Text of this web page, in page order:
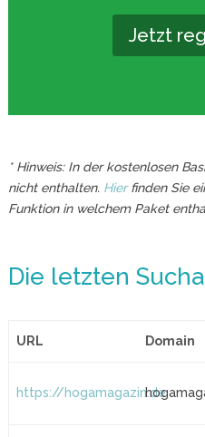
Jetzt
* Hinweis: In der kostenlosen
nicht enthalten. Hierfinden Sie
Funktion in welchem Paket
Die letzten
URL Domain
https://hogamagazin.de